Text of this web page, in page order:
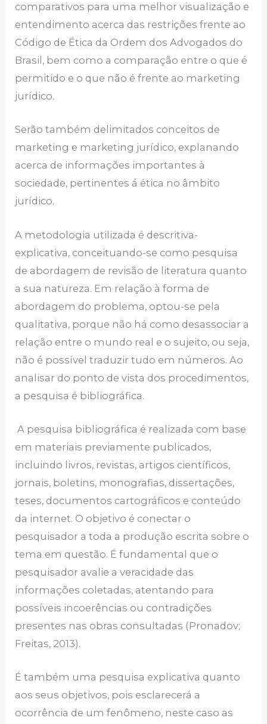
comparativos para uma melhor visualização e
entendimento acerca das restrições frente ao
Código de Ética da Ordem dos Advogados do
Brasil, bem como a comparação entre o que é
permitido e o que não é frente ao marketing
jurídico.
Serão também delimitados conceitos de
marketing e marketing jurídico, explanando
acerca de informações importantes à
sociedade, pertinentes á ética no âmbito
jurídico.
A metodologia utilizada é descritiva-
explicativa, conceituando-se como pesquisa
de abordagem de revisão de literatura quanto
a sua natureza. Em relação à forma de
abordagem do problema, optou-se pela
qualitativa, porque não há como desassociar a
relação entre o mundo real e o sujeito, ou seja,
não é possível traduzir tudo em números. Ao
analisar do ponto de vista dos procedimentos,
a pesquisa é bibliográfica.
A pesquisa bibliográfica é realizada com base
em materiais previamente publicados,
incluindo livros, revistas, artigos científicos,
jornais, boletins, monografias, dissertações,
teses, documentos cartográficos e conteúdo
da internet. O objetivo é conectar o
pesquisador a toda a produção escrita sobre o
tema em questão. É fundamental que o
pesquisador avalie a veracidade das
informações coletadas, atentando para
possíveis incoerências ou contradições
presentes nas obras consultadas (Pronadov;
Freitas, 2013).
É também uma pesquisa explicativa quanto
aos seus objetivos, pois esclarecerá a
ocorrência de um fenômeno, neste caso as